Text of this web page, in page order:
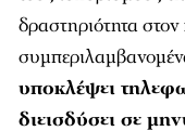
δραστηριότητα
υποκλέψει
διεισδύσει σε